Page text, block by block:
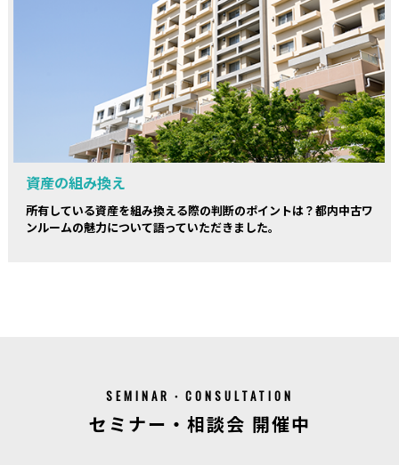
資産の組み換え
所有している資産を組み換える際の判断のポイントは？都内中古ワ
ンルームの魅力について語っていただきました。
SEMINAR・CONSULTATION
セミナー・相談会 開催中